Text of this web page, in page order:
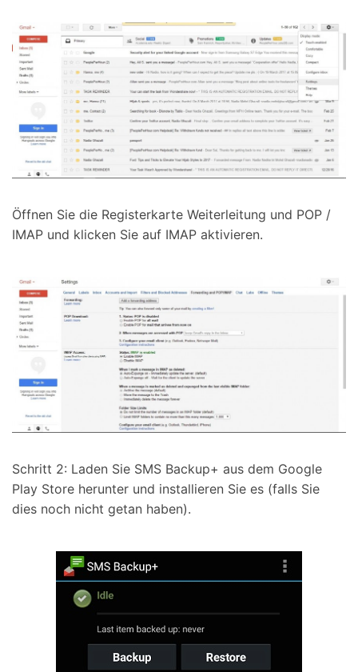
Öffnen Sie die Registerkarte Weiterleitung und POP /
IMAP und klicken Sie auf IMAP aktivieren.
Schritt 2: Laden Sie SMS Backup+ aus dem Google
Play Store herunter und installieren Sie es (falls Sie
dies noch nicht getan haben).